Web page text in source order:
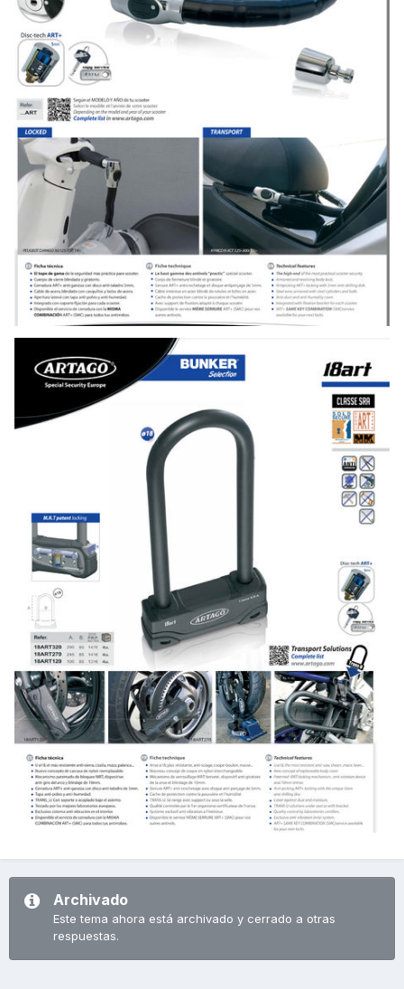
Archivado
Este tema ahora está archivado y cerrado a otras
respuestas.